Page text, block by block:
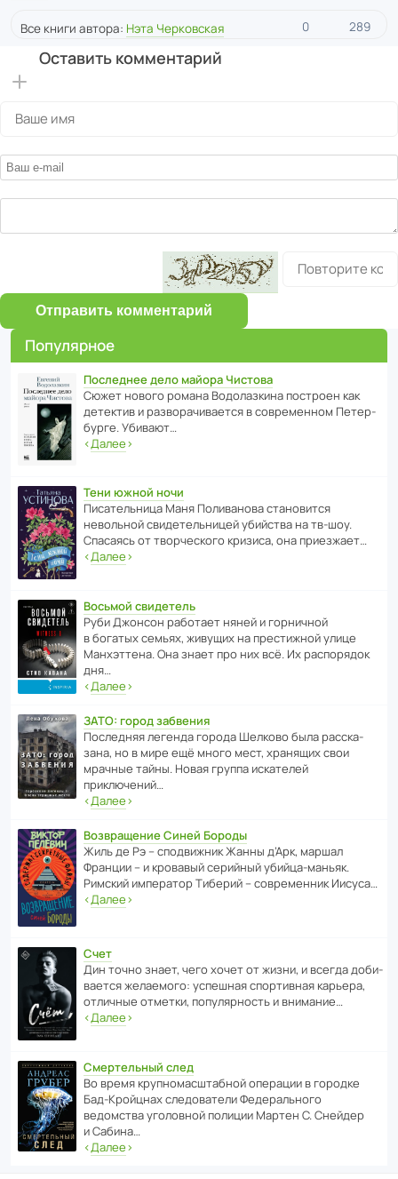
Все книги автора: Нэта Черковская 0 289
Оставить комментарий
Отправить комментарий
Популярное
Последнее дело майора Чистова
Сюжет нового романа Водо­ла­з­кина пост­роен как
дете­ктив и разво­ра­чи­ва­ется в совре­менном Пете­р­
бурге. Убивают…
‹Далее›
Тени южной ночи
Писа­тель­ница Маня Поли­ва­нова стано­вится
невольной свиде­тель­ницей убийства на тв-шоу.
Спасаясь от твор­че­с­кого кризиса, она приезжает…
‹Далее›
Восьмой свидетель
Руби Джонсон рабо­тает няней и горни­чной
в богатых семьях, живущих на прес­ти­жной улице
Манх­эт­тена. Она знает про них всё. Их распо­рядок
дня…
‹Далее›
ЗАТО: город забвения
После­дняя легенда города Шелково была расска­
зана, но в мире ещё много мест, хранящих свои
мрачные тайны. Новая группа иска­телей
приключений…
‹Далее›
Возвращение Синей Бороды
Жиль де Рэ – спод­ви­жник Жанны д’Арк, маршал
Франции – и кровавый серийный убийца-маньяк.
Римский импе­ратор Тиберий – совре­менник Иисуса…
‹Далее›
Счет
Дин точно знает, чего хочет от жизни, и всегда доби­
ва­ется жела­е­мого: успе­шная спор­ти­вная карьера,
отли­чные отметки, попу­ля­р­ность и внимание…
‹Далее›
Смертельный след
Во время круп­но­мас­ш­та­бной операции в городке
Бад‑Крой­цнах следо­ва­тели Феде­раль­ного
ведомства уголо­вной полиции Мартен С. Снейдер
и Сабина…
‹Далее›